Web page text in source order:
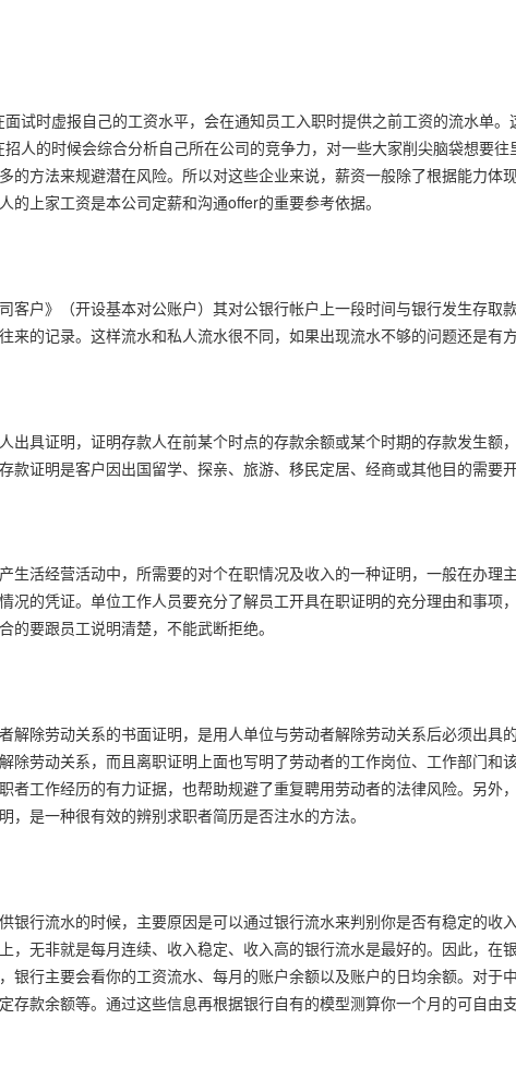
试时虚报自己的工资水平，会在通知员工入职时提供之前工资的流水单
人的时候会综合分析自己所在公司的竞争力，对一些大家削尖脑袋想要
的方法来规避潜在风险。所以对这些企业来说，薪资一般除了根据能力体
的上家工资是本公司定薪和沟通offer的重要参考依据。
客户》（开设基本对公账户）其对公银行帐户上一段时间与银行发生存取
来的记录。这样流水和私人流水很不同，如果出现流水不够的问题还是有方
出具证明，证明存款人在前某个时点的存款余额或某个时期的存款发生额
款证明是客户因出国留学、探亲、旅游、移民定居、经商或其他目的需要开
生活经营活动中，所需要的对个在职情况及收入的一种证明，一般在办理
况的凭证。单位工作人员要充分了解员工开具在职证明的充分理由和事项
的要跟员工说明清楚，不能武断拒绝。
解除劳动关系的书面证明，是用人单位与劳动者解除劳动关系后必须出具
除劳动关系，而且离职证明上面也写明了劳动者的工作岗位、工作部门和
者工作经历的有力证据，也帮助规避了重复聘用劳动者的法律风险。另外
，是一种很有效的辨别求职者简历是否注水的方法。
银行流水的时候，主要原因是可以通过银行流水来判别你是否有稳定的收
，无非就是每月连续、收入稳定、收入高的银行流水是最好的。因此，在
银行主要会看你的工资流水、每月的账户余额以及账户的日均余额。对于
存款余额等。通过这些信息再根据银行自有的模型测算你一个月的可自由